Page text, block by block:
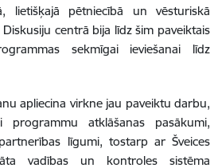
lietišķajā pētniecībā un vēsturiskā
centrā bija līdz šim paveiktais
sekmīgai ieviešanai līdz
apliecina virkne jau paveiktu darbu,
atklāšanas pasākumi,
līgumi, tostarp ar Šveices
vadības un kontroles sistēma